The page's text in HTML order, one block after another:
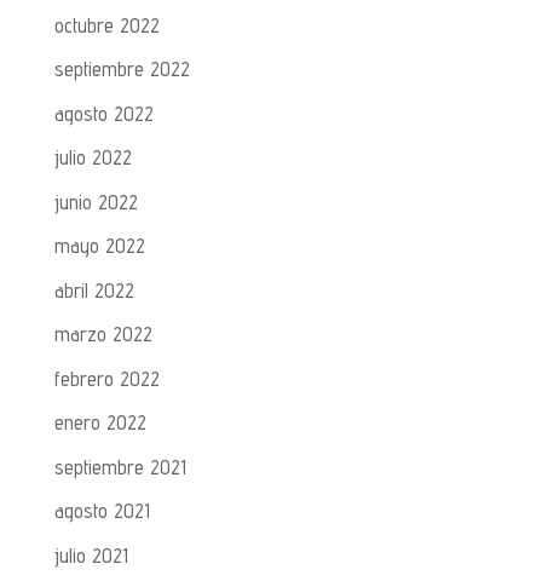
octubre 2022
septiembre 2022
agosto 2022
julio 2022
junio 2022
mayo 2022
abril 2022
marzo 2022
febrero 2022
enero 2022
septiembre 2021
agosto 2021
julio 2021